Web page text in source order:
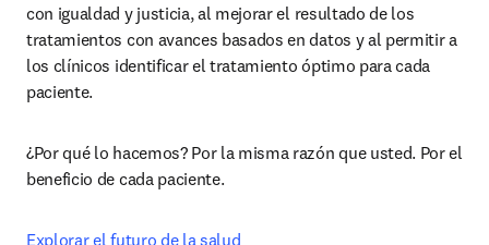
con igualdad y justicia, al mejorar el resultado de los
tratamientos con avances basados en datos y al permitir a
los clínicos identificar el tratamiento óptimo para cada
paciente.
¿Por qué lo hacemos? Por la misma razón que usted. Por el
beneficio de cada paciente.
Explorar el futuro de la salud